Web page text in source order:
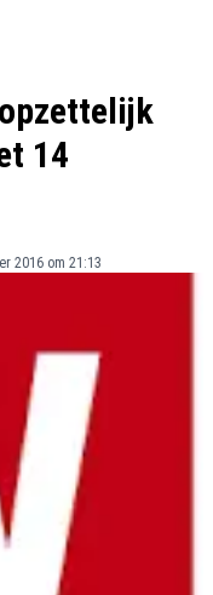
14
2016 om 21:13